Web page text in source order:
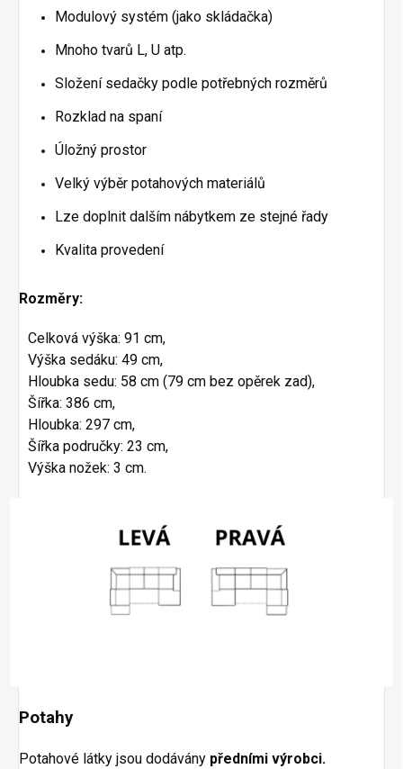
Modulový systém (jako skládačka)
Mnoho tvarů L, U atp.
Složení sedačky podle potřebných rozměrů
Rozklad na spaní
Úložný prostor
Velký výběr potahových materiálů
Lze doplnit dalším nábytkem ze stejné řady
Kvalita provedení
Rozměry:
Celková výška: 91 cm,
Výška sedáku: 49 cm,
Hloubka sedu: 58 cm (79 cm bez opěrek zad),
Šířka: 386 cm,
Hloubka: 297 cm,
Šířka područky: 23 cm,
Výška nožek: 3 cm.
Potahy
Potahové látky jsou dodávány předními výrobci.